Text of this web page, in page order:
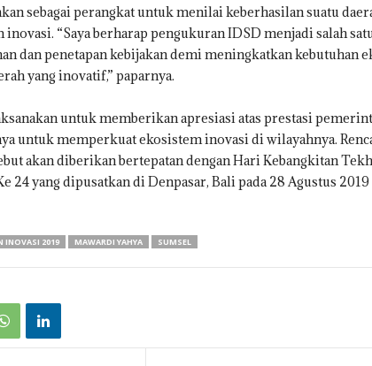
sebagai perangkat untuk menilai keberhasilan suatu
“Saya berharap pengukuran IDSD menjadi salah
dan penetapan kebijakan demi meningkatkan kebutuhan
yang inovatif,” paparnya.
untuk memberikan apresiasi atas prestasi
untuk memperkuat ekosistem inovasi di wilayahnya.
akan diberikan bertepatan dengan Hari Kebangkitan
24 yang dipusatkan di Denpasar, Bali pada 28 Agustus 2019
INOVASI 2019 MAWARDI YAHYA SUMSEL